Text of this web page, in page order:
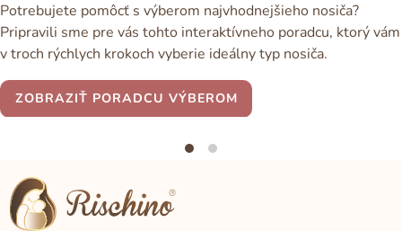
Potrebujete pomôcť s výberom najvhodnejšieho nosiča?
Pripravili sme pre vás tohto interaktívneho poradcu, ktorý vám
v troch rýchlych krokoch vyberie ideálny typ nosiča.
ZOBRAZIŤ PORADCU VÝBEROM